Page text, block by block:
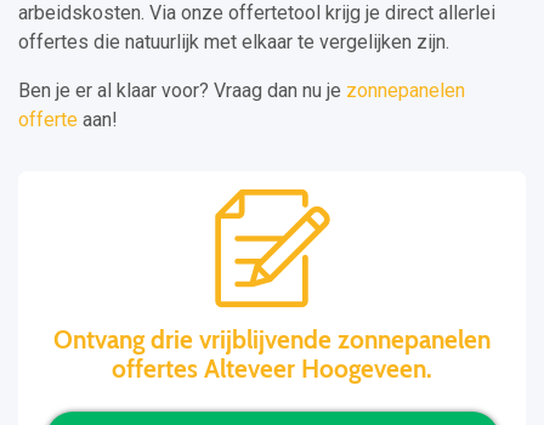
arbeidskosten. Via onze offertetool krijg je direct allerlei
offertes die natuurlijk met elkaar te vergelijken zijn.
Ben je er al klaar voor? Vraag dan nu je zonnepanelen
offerte aan!
Ontvang drie vrijblijvende zonnepanelen
offertes Alteveer Hoogeveen.